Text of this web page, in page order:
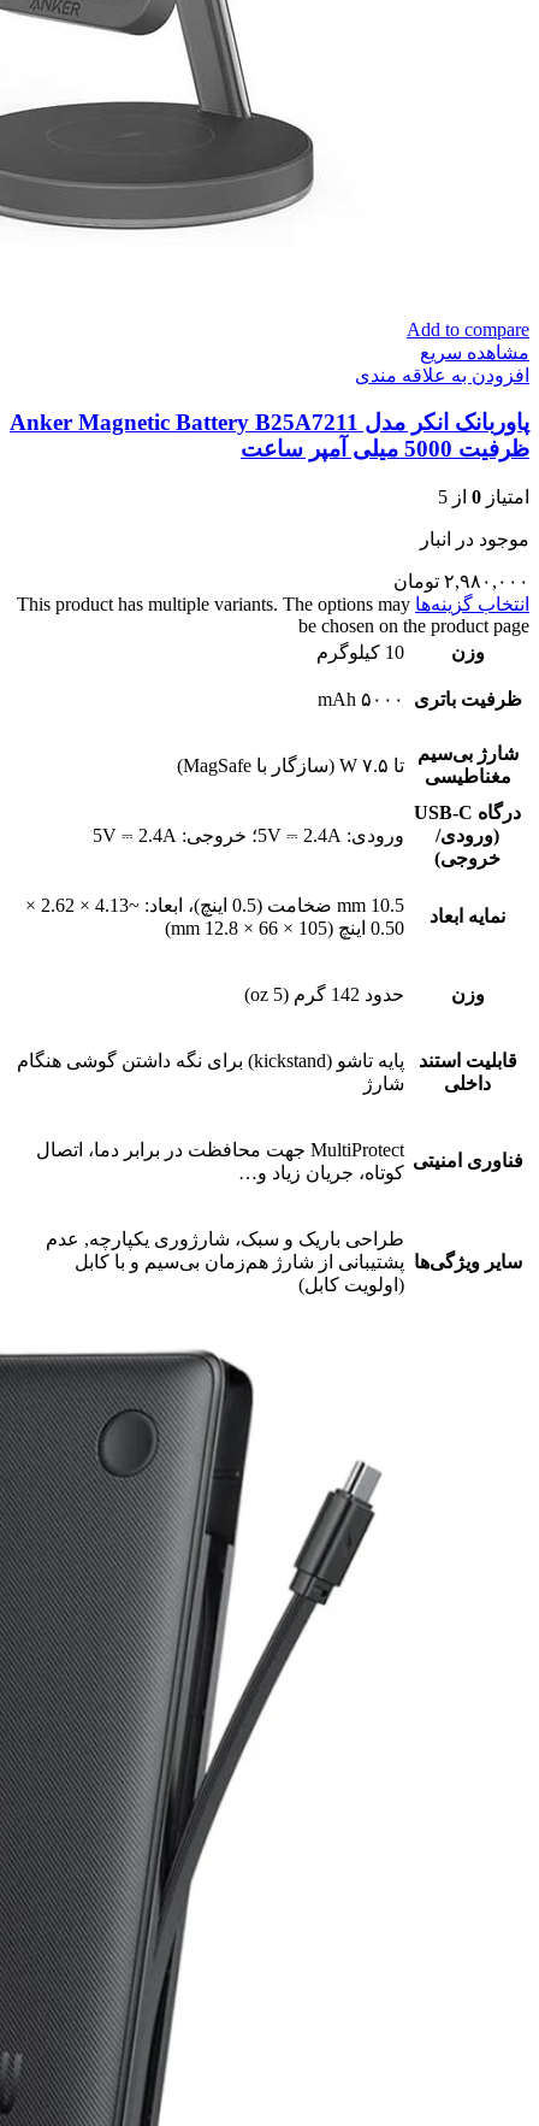
Add to compare
مشاهده سریع
افزودن به علاقه مندی
پاوربانک انکر مدل Anker Magnetic Battery B25A7211
ظرفیت 5000 میلی آمپر ساعت
امتیاز 0 از 5
موجود در انبار
۲,۹۸۰,۰۰۰ تومان
انتخاب گزینه‌ها This product has multiple variants. The options may
be chosen on the product page
وزن
10 کیلوگرم
ظرفیت باتری ۵۰۰۰ mAh
شارژ بی‌سیم
مغناطیسی
تا ۷.۵ W (سازگار با MagSafe)
درگاه USB-C
(ورودی/
خروجی)
ورودی: 5V ⎓ 2.4A؛ خروجی: 5V ⎓ 2.4A
نمایه ابعاد
10.5 mm ضخامت (0.5 اینچ)، ابعاد: ~4.13 × 2.62 ×
0.50 اینچ (105 × 66 × 12.8 mm)
وزن حدود 142 گرم (5 oz)
قابلیت استند
داخلی
پایه تاشو (kickstand) برای نگه‌ داشتن گوشی هنگام
شارژ
فناوری امنیتی
MultiProtect جهت محافظت در برابر دما، اتصال
کوتاه، جریان زیاد و…
سایر ویژگی‌ها
طراحی باریک و سبک، شارژوری یکپارچه, عدم
پشتیبانی از شارژ هم‌زمان بی‌سیم و با کابل
(اولویت کابل)